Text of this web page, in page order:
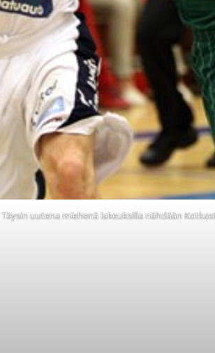
Täysin uutena miehenä lakeuksilla nähdään